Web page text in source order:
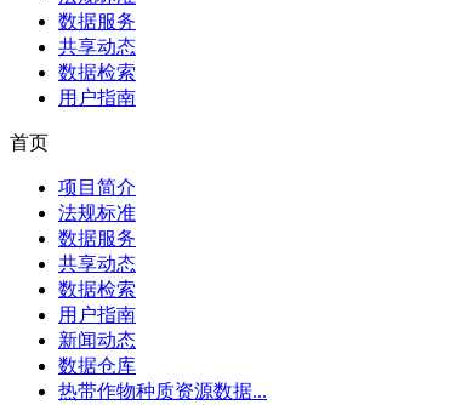
数据服务
共享动态
数据检索
用户指南
首页
项目简介
法规标准
数据服务
共享动态
数据检索
用户指南
新闻动态
数据仓库
热带作物种质资源数据...